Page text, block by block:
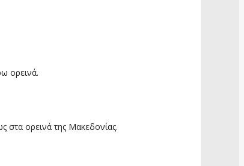
ορεινά.
στα ορεινά της Μακεδονίας.